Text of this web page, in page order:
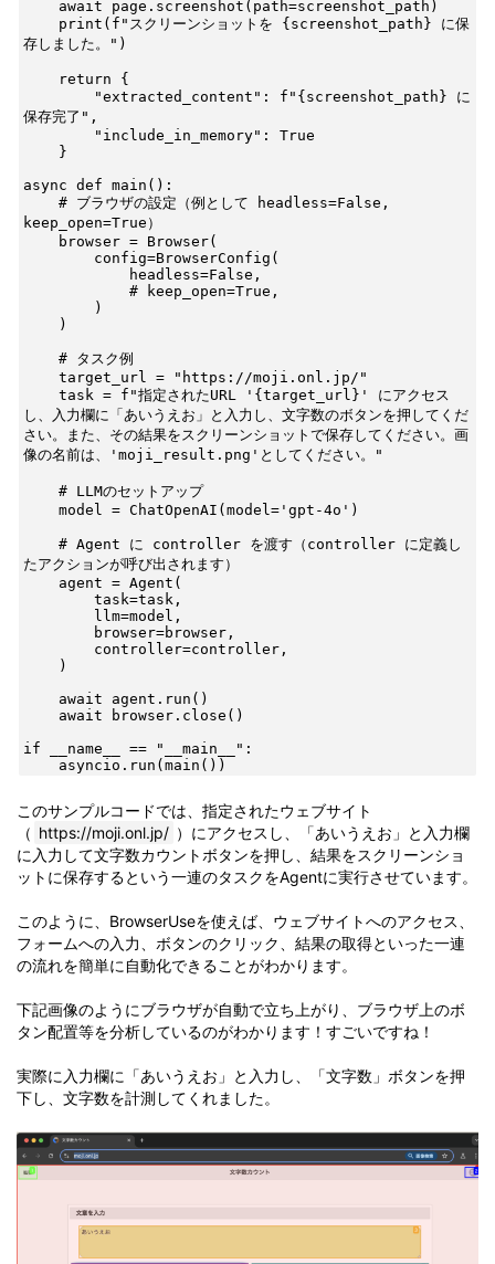
存しました。")
保存完了",
async def main():
keep_open=True）
し、入力欄に「あいうえお」と入力し、文字数のボタンを押してくだ
さい。また、その結果をスクリーンショットで保存してください。画
像の名前は、'moji_result.png'としてください。"
たアクションが呼び出されます）
if __name__ == "__main__":
    asyncio.run(main())
このサンプルコードでは、指定されたウェブサイト
（ https://moji.onl.jp/ ）にアクセスし、「あいうえお」と入力欄
に入力して文字数カウントボタンを押し、結果をスクリーンショ
ットに保存するという一連のタスクをAgentに実行させています。
このように、BrowserUseを使えば、ウェブサイトへのアクセス、
フォームへの入力、ボタンのクリック、結果の取得といった一連
の流れを簡単に自動化できることがわかります。
下記画像のようにブラウザが自動で立ち上がり、ブラウザ上のボ
タン配置等を分析しているのがわかります！すごいですね！
実際に入力欄に「あいうえお」と入力し、「文字数」ボタンを押
下し、文字数を計測してくれました。